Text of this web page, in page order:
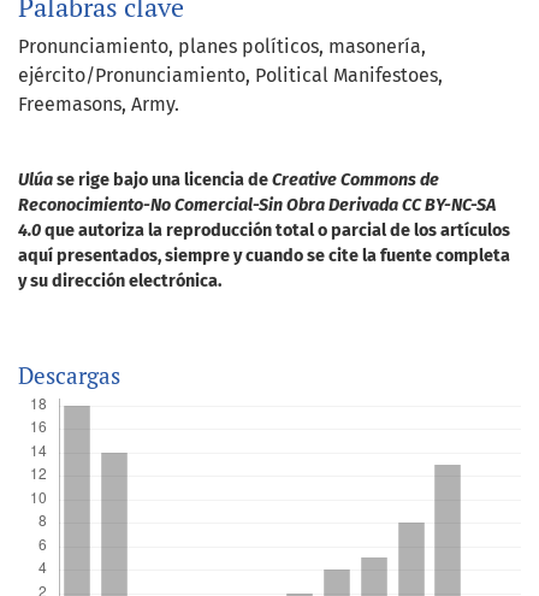
Pronunciamiento planes políticos masonería
ejército/Pronunciamiento Political Manifestoes
Freemasons Army.
Ulúase rige bajo una licencia deCreative Commons de
Reconocimiento-No Comercial-Sin Obra Derivada CC BY-NC-SA
4.0que autoriza la reproducción total o parcial de los artículos
aquí presentados, siempre y cuando se cite la fuente completa
y su dirección electrónica.
Descargas